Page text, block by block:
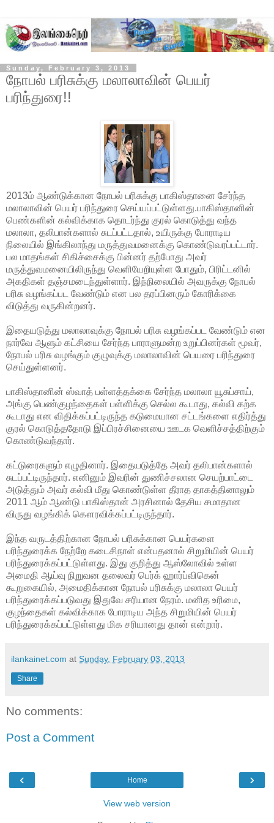
Sunday, February 3, 2013
நோபல் பரிசுக்கு மலாலாவின் பெயர்
பரிந்துரை!!
2013ம் ஆண்டுக்கான நோபல் பரிசுக்கு பாகிஸ்தானை சேர்ந்த
மலாலாவின் பெயர் பரிந்துரை செய்யப்பட்டுள்ளது.பாகிஸ்தானின்
பெண்களின் கல்விக்காக தொடர்ந்து குரல் கொடுத்து வந்த
மலாலா, தலிபான்களால் சுடப்பட்டதால், உயிருக்கு போராடிய
நிலையில் இங்கிலாந்து மருத்துவமனைக்கு கொண்டுவரப்பட்டார்.
பல மாதங்கள் சிகிச்சைக்கு பின்னர் தற்போது அவர்
மருத்துவமனையிலிருந்து வெளியேறியுள்ள போதும், பிரிட்டனில்
அகதிகள் தஞ்சமடைந்துள்ளார். இந்நிலையில் அவருக்கு நோபல்
பரிசு வழங்கப்பட வேண்டும் என பல தரப்பினரும் கோரிக்கை
விடுத்து வருகின்றனர்.
இதையடுத்து மலாலாவுக்கு நோபல் பரிசு வழங்கப்பட வேண்டும் என
நார்வே ஆளும் கட்சியை சேர்ந்த பாராளுமன்ற உறுப்பினர்கள் மூவர்,
நோபல் பரிசு வழங்கும் குழுவுக்கு மலாலாவின் பெயரை பரிந்துரை
செய்துள்ளனர்.
பாகிஸ்தானின் ஸ்வாத் பள்ளத்தக்கை சேர்ந்த மலாலா யூசுப்சாய்,
அங்கு பெண்குழந்தைகள் பள்ளிக்கு செல்ல கூடாது, கல்வி கற்க
கூடாது என விதிக்கப்பட்டிருந்த கடுமையான சட்டங்களை எதிர்த்து
குரல் கொடுத்ததோடு இப்பிரச்சினையை ஊடக வெளிச்சத்திற்கும்
கொண்டுவந்தார்.
கட்டுரைகளும் எழுதினார். இதையடுத்தே அவர் தலிபான்களால்
சுடப்பட்டிருந்தார். எனினும் இவரின் துணிச்சலான செயற்பாட்டை
அடுத்தும் அவர் கல்வி மீது கொண்டுள்ள தீராத தாகத்தினாலும்
2011 ஆம் ஆண்டு பாகிஸ்தான் அரசினால் தேசிய சமாதான
விருது வழங்கிக் கௌரவிக்கப்பட்டிருந்தார்.
இந்த வருடத்திற்கான நோபல் பரிசுக்கான பெயர்களை
பரிந்துரைக்க நேற்றே கடைசிநாள் என்பதனால் சிறுமியின் பெயர்
பரிந்துரைக்கப்பட்டுள்ளது. இது குறித்து ஆஸ்லோவில் உள்ள
அமைதி ஆய்வு நிறுவன தலைவர் பெர்க் ஹார்ப்விகென்
கூறுகையில், அமைதிக்கான நோபல் பரிசுக்கு மலாலா பெயர்
பரிந்துரைக்கப்படுவது இதுவே சரியான நேரம். மனித உரிமை,
குழந்தைகள் கல்விக்காக போராடிய அந்த சிறுமியின் பெயர்
பரிந்துரைக்கப்பட்டுள்ளது மிக சரியானது தான் என்றார்.
ilankainet.com at Sunday, February 03, 2013
Share
No comments:
Post a Comment
‹ ›
Home
View web version